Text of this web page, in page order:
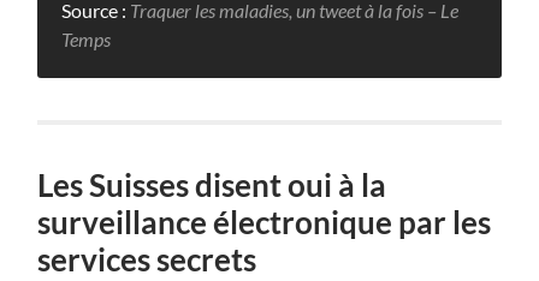
Source : Traquer les maladies, un tweet à la fois – Le
Temps
Les Suisses disent oui à la
surveillance électronique par les
services secrets